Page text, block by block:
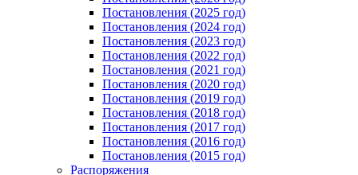
Постановления (2025 год)
Постановления (2024 год)
Постановления (2023 год)
Постановления (2022 год)
Постановления (2021 год)
Постановления (2020 год)
Постановления (2019 год)
Постановления (2018 год)
Постановления (2017 год)
Постановления (2016 год)
Постановления (2015 год)
Распоряжения